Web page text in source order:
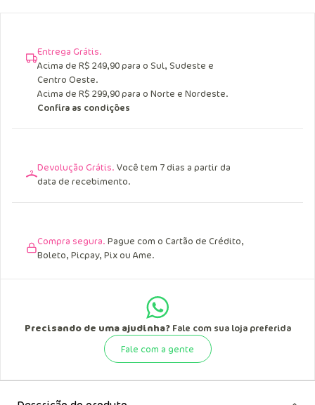
Entrega Grátis.
Acima de R$ 249,90 para o Sul, Sudeste e
Centro Oeste.
Precisando de uma ajudinha?Fale com sua loja preferida